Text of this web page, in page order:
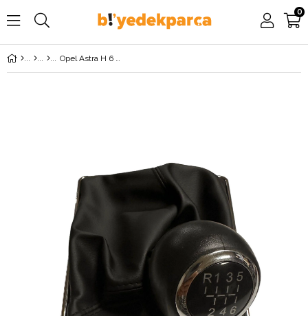
0
Opel Astra H 6 İleri Manuel Vites Topuzu ve Körüğü